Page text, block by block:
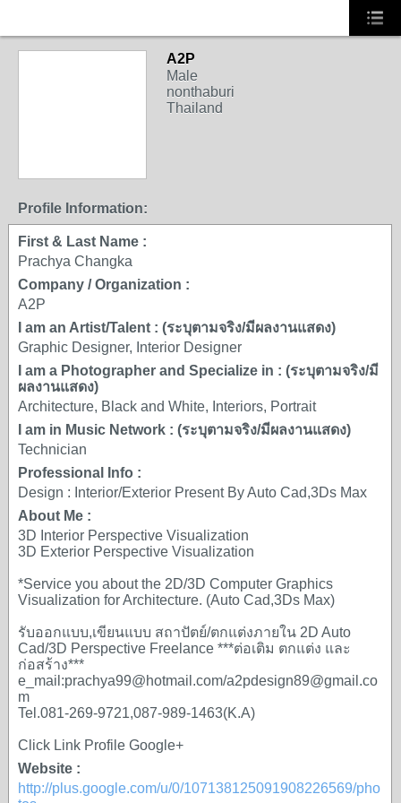
A2P
Male
nonthaburi
Thailand
Profile Information:
First & Last Name :
Prachya Changka
Company / Organization :
A2P
I am an Artist/Talent : (ระบุตามจริง/มีผลงานแสดง)
Graphic Designer, Interior Designer
I am a Photographer and Specialize in : (ระบุตามจริง/มี
ผลงานแสดง)
Architecture, Black and White, Interiors, Portrait
I am in Music Network : (ระบุตามจริง/มีผลงานแสดง)
Technician
Professional Info :
Design : Interior/Exterior Present By Auto Cad,3Ds Max
About Me :
3D Interior Perspective Visualization
3D Exterior Perspective Visualization
*Service you about the 2D/3D Computer Graphics
Visualization for Architecture. (Auto Cad,3Ds Max)
รับออกแบบ,เขียนแบบ สถาปัตย์/ตกแต่งภายใน 2D Auto
Cad/3D Perspective Freelance ***ต่อเติม ตกแต่ง และ
ก่อสร้าง***
e_mail:prachya99@hotmail.com/a2pdesign89@gmail.co
m
Tel.081-269-9721,087-989-1463(K.A)
Click Link Profile Google+
Website :
http://plus.google.com/u/0/107138125091908226569/pho